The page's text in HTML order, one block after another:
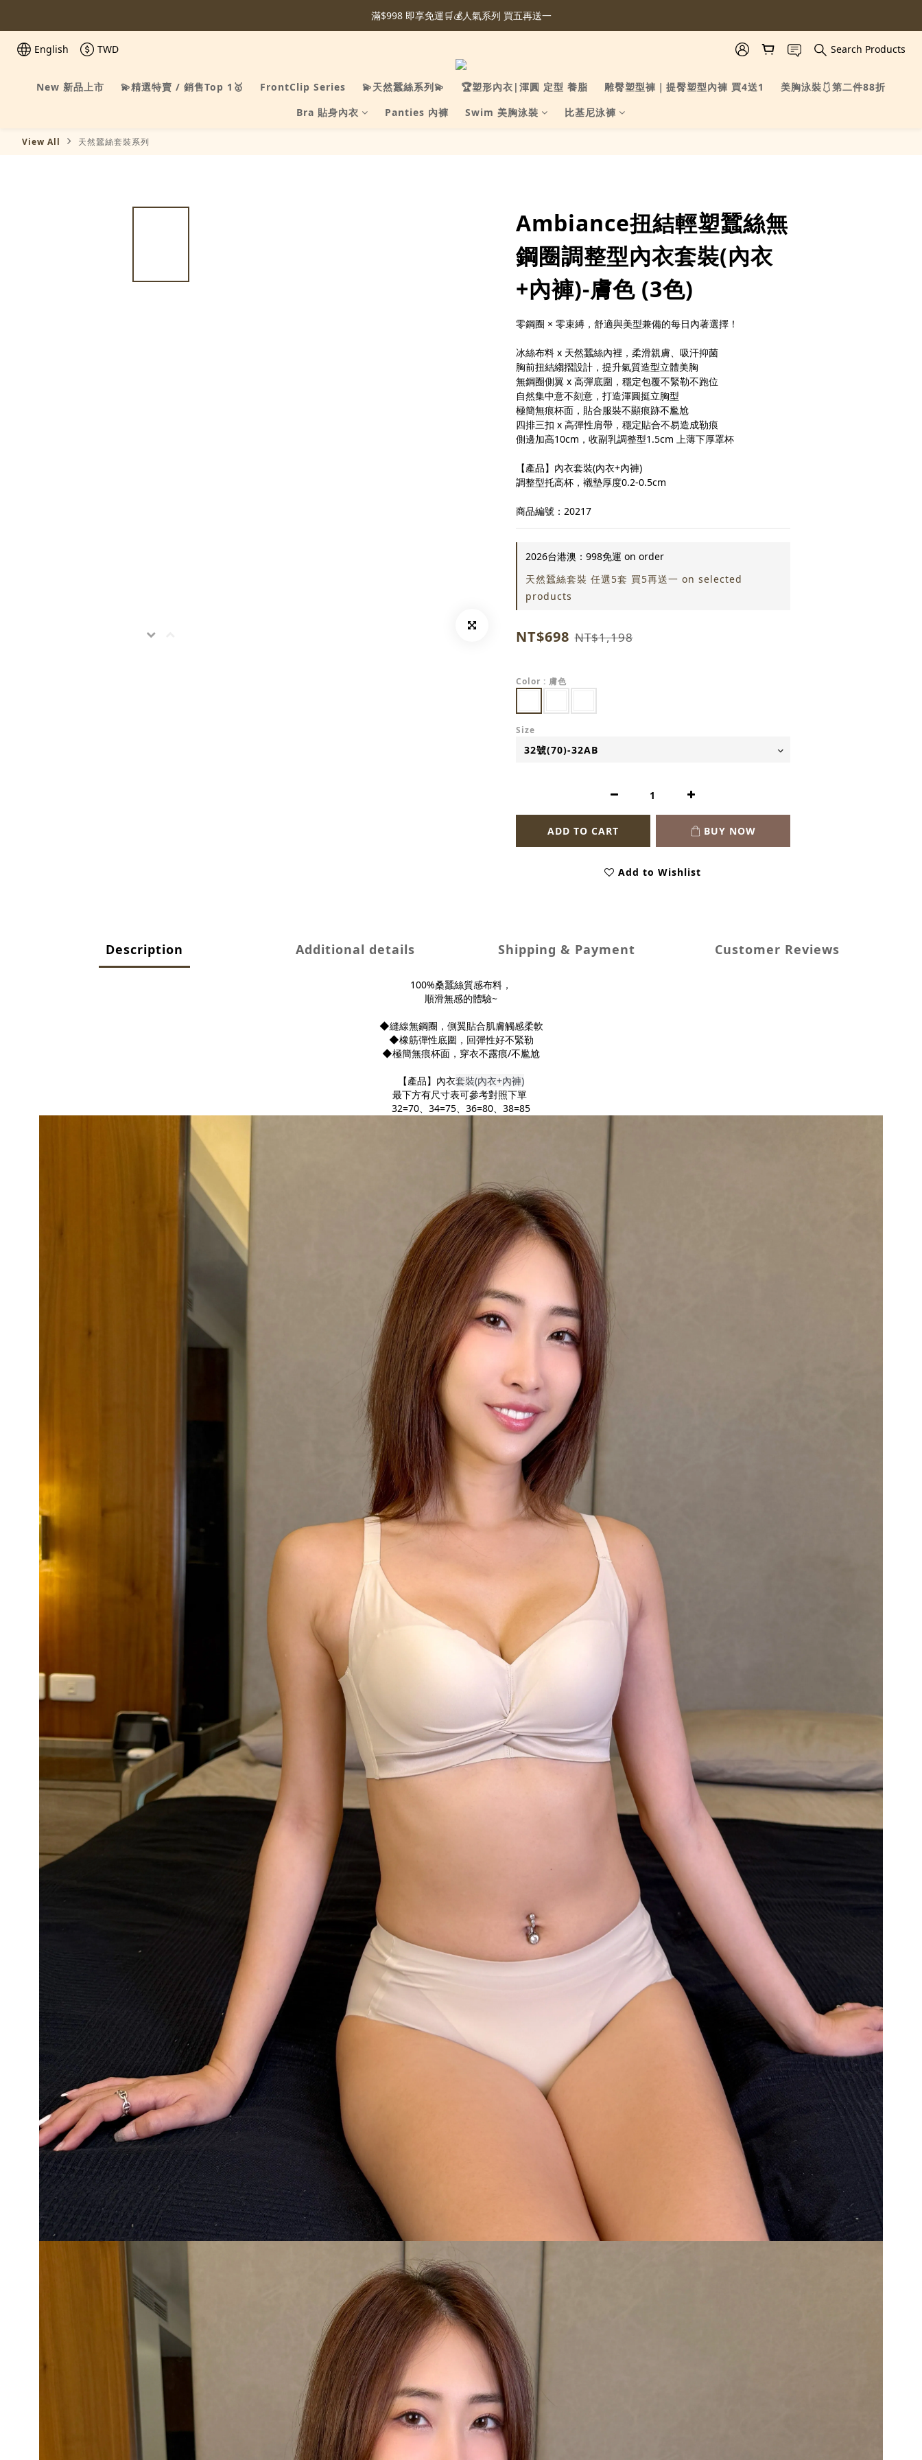
滿$998 即享免運🛒💰人氣系列 買五再送一
English TWD Search Products
New 新品上市 💫精選特賣 / 銷售Top 1🥇 FrontClip Series 💫天然蠶絲系列💫 🏆塑形內衣|渾圓 定型 養脂 雕臀塑型褲｜提臀塑型內褲 買4送1
美胸泳裝🩱第二件88折
Bra 貼身內衣
Panties 內褲 Swim 美胸泳裝 比基尼泳褲
View All 天然蠶絲套裝系列
Ambiance扭結輕塑蠶絲無
鋼圈調整型內衣套裝(內衣
+內褲)-膚色 (3色)
零鋼圈 × 零束縛，舒適與美型兼備的每日內著選擇！
冰絲布料 x 天然蠶絲內裡，柔滑親膚、吸汗抑菌
胸前扭結縐摺設計，提升氣質造型立體美胸
無鋼圈側翼 x 高彈底圍，穩定包覆不緊勒不跑位
自然集中意不刻意，打造渾圓挺立胸型
極簡無痕杯面，貼合服裝不顯痕跡不尷尬
四排三扣 x 高彈性肩帶，穩定貼合不易造成勒痕
側邊加高10cm，收副乳調整型1.5cm 上薄下厚罩杯
【產品】內衣套裝(內衣+內褲)
調整型托高杯，襯墊厚度0.2-0.5cm
商品編號：20217
2026台港澳：998免運 on order
天然蠶絲套裝 任選5套 買5再送一 on selected
products
NT$698 NT$1,198
Color : 膚色
Size
ADD TO CART BUY NOW
Add to Wishlist
Description Additional details Shipping & Payment Customer Reviews
100%桑蠶絲質感布料，
順滑無感的體驗~
◆縫線無鋼圈，側翼貼合肌膚觸感柔軟
◆橡筋彈性底圍，回彈性好不緊勒
◆極簡無痕杯面，穿衣不露痕/不尷尬
【產品】內衣套裝(內衣+內褲)
最下方有尺寸表可參考對照下單
32=70、34=75、36=80、38=85